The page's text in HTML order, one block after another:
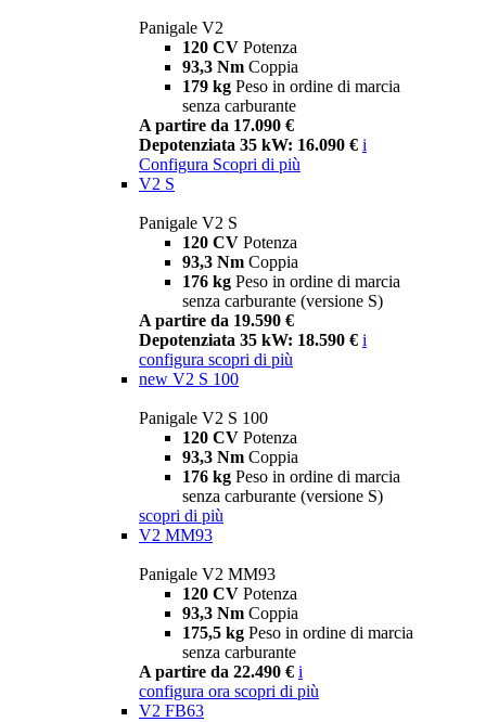
Panigale V2
120 CV Potenza
93,3 Nm Coppia
179 kg Peso in ordine di marcia
senza carburante
A partire da 17.090 €
Depotenziata 35 kW: 16.090 € i
Configura Scopri di più
V2 S
Panigale V2 S
120 CV Potenza
93,3 Nm Coppia
176 kg Peso in ordine di marcia
senza carburante (versione S)
A partire da 19.590 €
Depotenziata 35 kW: 18.590 € i
configura scopri di più
new V2 S 100
Panigale V2 S 100
120 CV Potenza
93,3 Nm Coppia
176 kg Peso in ordine di marcia
senza carburante (versione S)
scopri di più
V2 MM93
Panigale V2 MM93
120 CV Potenza
93,3 Nm Coppia
175,5 kg Peso in ordine di marcia
senza carburante
A partire da 22.490 € i
configura ora scopri di più
V2 FB63